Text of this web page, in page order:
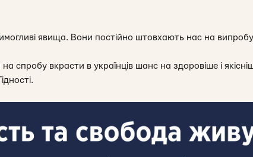
явища. Вони постійно штовхають нас на
на спробу вкрасти в українців шанс на здоровіше і